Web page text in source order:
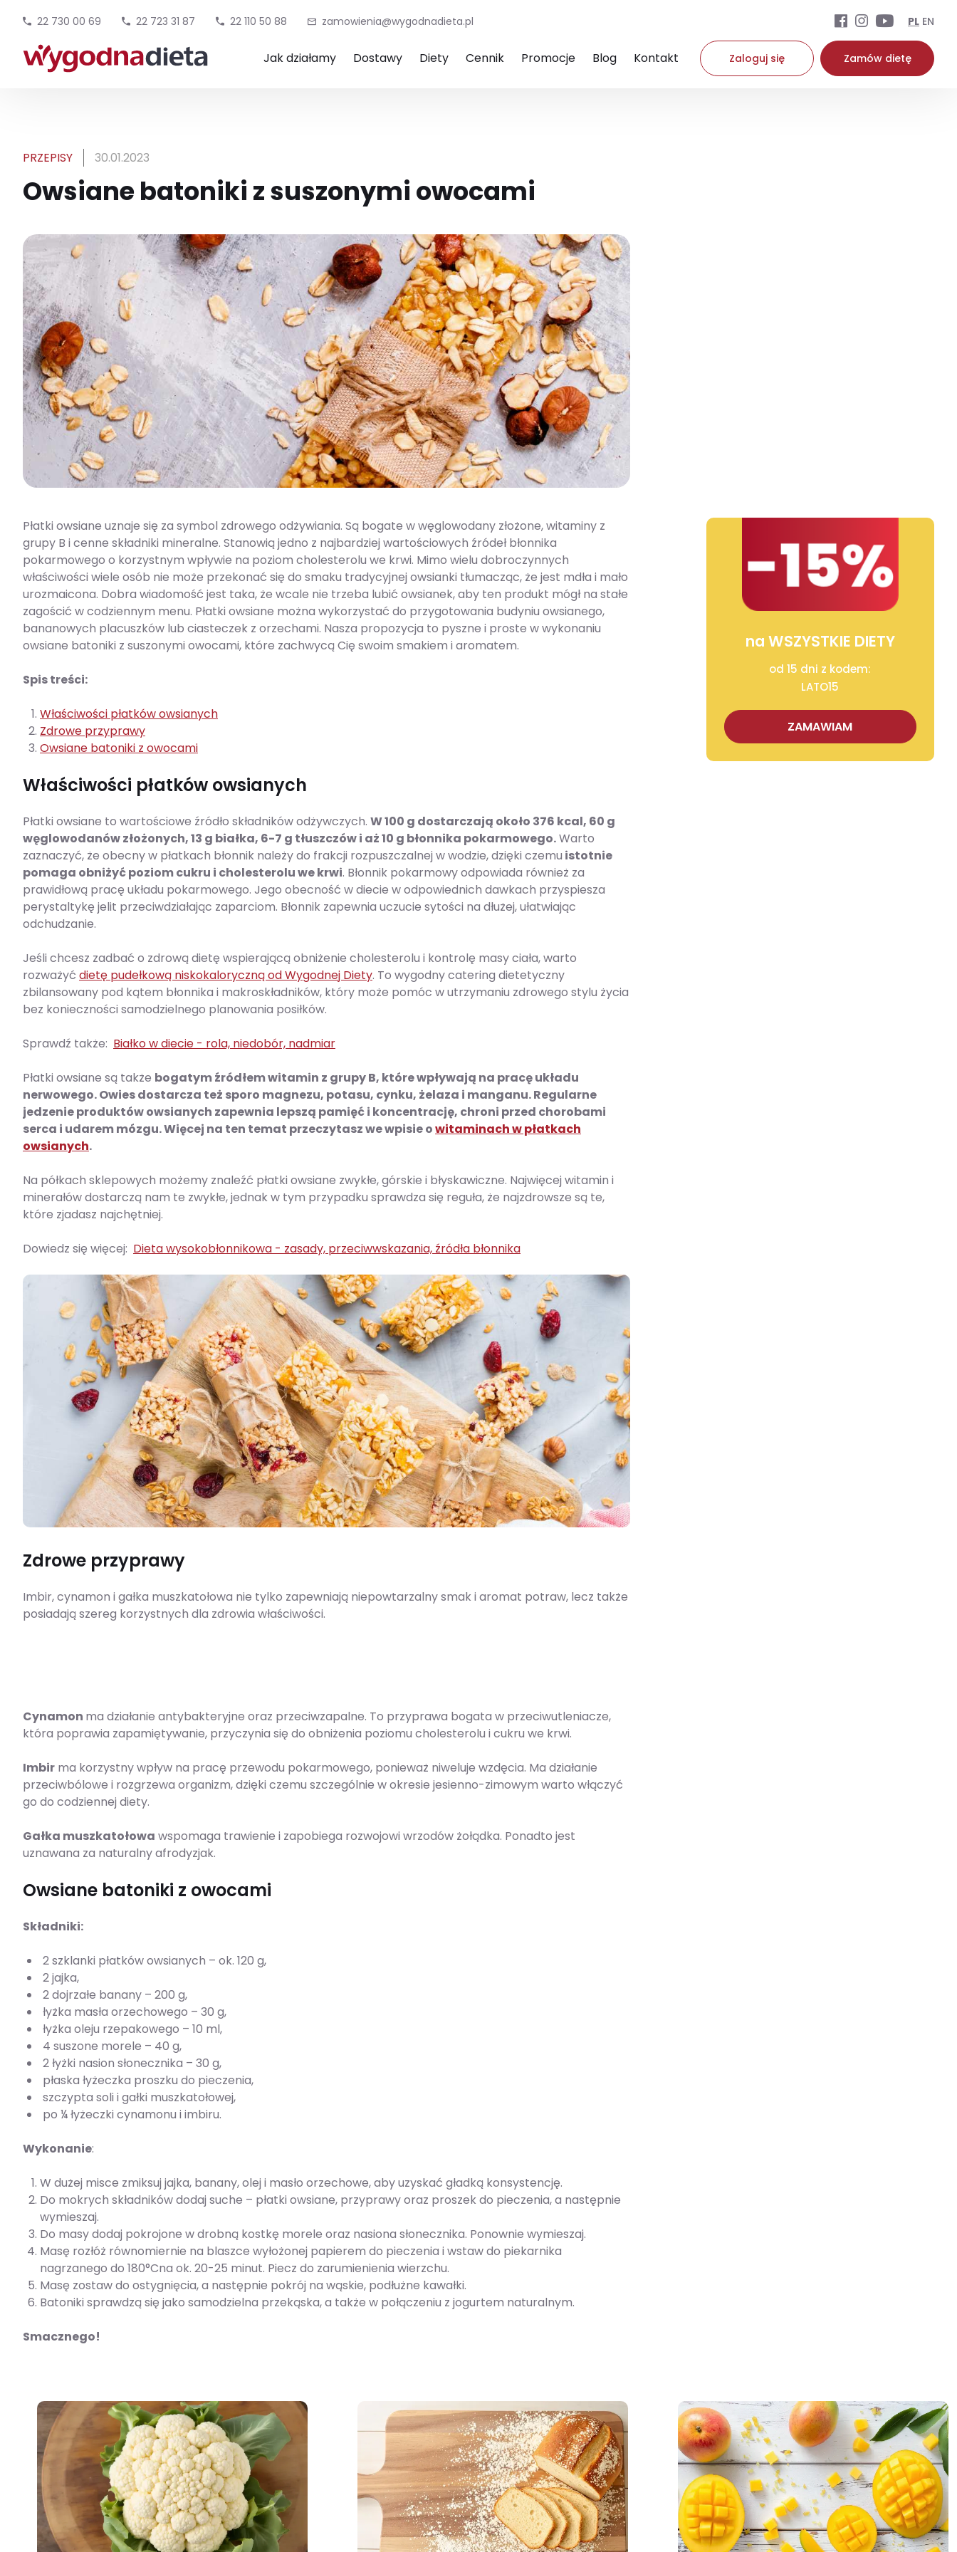
22 730 00 69 22 723 31 87 22 110 50 88 zamowienia@wygodnadieta.pl PL EN
Jak działamy Dostawy Diety Cennik Promocje Blog Kontakt Zaloguj się Zamów dietę
PRZEPISY 30.01.2023
Owsiane batoniki z suszonymi owocami
Płatki owsiane uznaje się za symbol zdrowego odżywiania. Są bogate w węglowodany złożone, witaminy z
grupy B i cenne składniki mineralne. Stanowią jedno z najbardziej wartościowych źródeł błonnika
pokarmowego o korzystnym wpływie na poziom cholesterolu we krwi. Mimo wielu dobroczynnych
właściwości wiele osób nie może przekonać się do smaku tradycyjnej owsianki tłumacząc, że jest mdła i mało
urozmaicona. Dobra wiadomość jest taka, że wcale nie trzeba lubić owsianek, aby ten produkt mógł na stałe
zagościć w codziennym menu. Płatki owsiane można wykorzystać do przygotowania budyniu owsianego,
bananowych placuszków lub ciasteczek z orzechami. Nasza propozycja to pyszne i proste w wykonaniu
owsiane batoniki z suszonymi owocami, które zachwycą Cię swoim smakiem i aromatem.
Spis treści:
Właściwości płatków owsianych
Zdrowe przyprawy
Owsiane batoniki z owocami
Właściwości płatków owsianych
Płatki owsiane to wartościowe źródło składników odżywczych. W 100 g dostarczają około 376 kcal, 60 g
węglowodanów złożonych, 13 g białka, 6-7 g tłuszczów i aż 10 g błonnika pokarmowego.Warto
zaznaczyć, że obecny w płatkach błonnik należy do frakcji rozpuszczalnej w wodzie, dzięki czemu istotnie
pomaga obniżyć poziom cukru i cholesterolu we krwi. Błonnik pokarmowy odpowiada również za
prawidłową pracę układu pokarmowego. Jego obecność w diecie w odpowiednich dawkach przyspiesza
perystaltykę jelit przeciwdziałając zaparciom. Błonnik zapewnia uczucie sytości na dłużej, ułatwiając
odchudzanie.
Jeśli chcesz zadbać o zdrową dietę wspierającą obniżenie cholesterolu i kontrolę masy ciała, warto
rozważyć dietę pudełkową niskokaloryczną od Wygodnej Diety. To wygodny catering dietetyczny
zbilansowany pod kątem błonnika i makroskładników, który może pomóc w utrzymaniu zdrowego stylu życia
bez konieczności samodzielnego planowania posiłków.
Sprawdź także: Białko w diecie - rola, niedobór, nadmiar
Płatki owsiane są także bogatym źródłem witamin z grupy B, które wpływają na pracę układu
nerwowego. Owies dostarcza też sporo magnezu, potasu, cynku, żelaza i manganu. Regularne
jedzenie produktów owsianych zapewnia lepszą pamięć i koncentrację, chroni przed chorobami
serca i udarem mózgu. Więcej na ten temat przeczytasz we wpisie owitaminach w płatkach
owsianych.
Na półkach sklepowych możemy znaleźć płatki owsiane zwykłe, górskie i błyskawiczne. Najwięcej witamin i
minerałów dostarczą nam te zwykłe, jednak w tym przypadku sprawdza się reguła, że najzdrowsze są te,
które zjadasz najchętniej.
Dowiedz się więcej: Dieta wysokobłonnikowa - zasady, przeciwwskazania, źródła błonnika
Zdrowe przyprawy
Imbir, cynamon i gałka muszkatołowa nie tylko zapewniają niepowtarzalny smak i aromat potraw, lecz także
posiadają szereg korzystnych dla zdrowia właściwości.
Cynamon ma działanie antybakteryjne oraz przeciwzapalne. To przyprawa bogata w przeciwutleniacze,
która poprawia zapamiętywanie, przyczynia się do obniżenia poziomu cholesterolu i cukru we krwi.
Imbir ma korzystny wpływ na pracę przewodu pokarmowego, ponieważ niweluje wzdęcia. Ma działanie
przeciwbólowe i rozgrzewa organizm, dzięki czemu szczególnie w okresie jesienno-zimowym warto włączyć
go do codziennej diety.
Gałka muszkatołowa wspomaga trawienie i zapobiega rozwojowi wrzodów żołądka. Ponadto jest
uznawana za naturalny afrodyzjak.
Owsiane batoniki z owocami
Składniki:
2 szklanki płatków owsianych – ok. 120 g,
2 jajka,
2 dojrzałe banany – 200 g,
łyżka masła orzechowego – 30 g,
łyżka oleju rzepakowego – 10 ml,
4 suszone morele – 40 g,
2 łyżki nasion słonecznika – 30 g,
płaska łyżeczka proszku do pieczenia,
szczypta soli i gałki muszkatołowej,
po ¼ łyżeczki cynamonu i imbiru.
Wykonanie:
W dużej misce zmiksuj jajka, banany, olej i masło orzechowe, aby uzyskać gładką konsystencję.
Do mokrych składników dodaj suche – płatki owsiane, przyprawy oraz proszek do pieczenia, a następnie
wymieszaj.
Do masy dodaj pokrojone w drobną kostkę morele oraz nasiona słonecznika. Ponownie wymieszaj.
Masę rozłóż równomiernie na blaszce wyłożonej papierem do pieczenia i wstaw do piekarnika
nagrzanego do 180°Cna ok. 20-25 minut. Piecz do zarumienienia wierzchu.
Masę zostaw do ostygnięcia, a następnie pokrój na wąskie, podłużne kawałki.
Batoniki sprawdzą się jako samodzielna przekąska, a także w połączeniu z jogurtem naturalnym.
Smacznego!
na WSZYSTKIE DIETY
od 15 dni z kodem:
LATO15
ZAMAWIAM